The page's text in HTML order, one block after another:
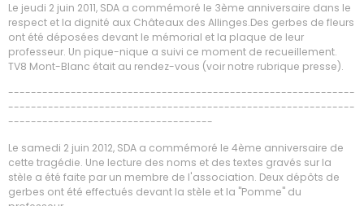
Le jeudi 2 juin 2011, SDA a commémoré le 3ème anniversaire dans le
respect et la dignité aux Châteaux des Allinges.Des gerbes de fleurs
ont été déposées devant le mémorial et la plaque de leur
professeur. Un pique-nique a suivi ce moment de recueillement.
TV8 Mont-Blanc était au rendez-vous (voir notre rubrique presse).
-------------------------------------------------------------
-------------------------------------------------------------
------------------------------------
Le samedi 2 juin 2012, SDA a commémoré le 4ème anniversaire de
cette tragédie. Une lecture des noms et des textes gravés sur la
stèle a été faite par un membre de l'association. Deux dépôts de
gerbes ont été effectués devant la stèle et la "Pomme" du